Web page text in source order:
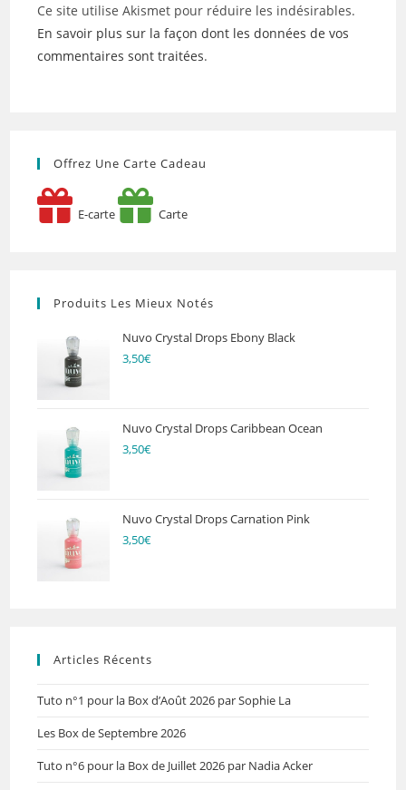
Ce site utilise Akismet pour réduire les indésirables.
En savoir plus sur la façon dont les données de vos
commentaires sont traitées.
Offrez Une Carte Cadeau
E-carte Carte
Produits Les Mieux Notés
Nuvo Crystal Drops Ebony Black
3,50€
Nuvo Crystal Drops Caribbean Ocean
3,50€
Nuvo Crystal Drops Carnation Pink
3,50€
Articles Récents
Tuto n°1 pour la Box d’Août 2026 par Sophie La
Les Box de Septembre 2026
Tuto n°6 pour la Box de Juillet 2026 par Nadia Acker